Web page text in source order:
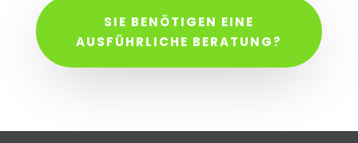
SIE BENÖTIGEN EINE
AUSFÜHRLICHE BERATUNG?